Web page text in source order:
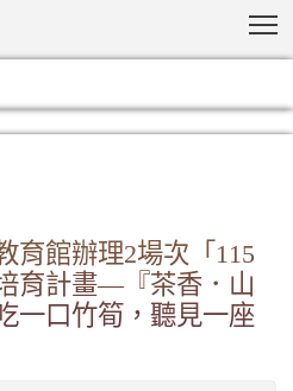
育館辦理2場次「115
育計畫—『茶香．山
一口竹筍，聽見一座